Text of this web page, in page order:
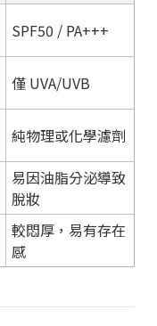
SPF50 / PA+++
僅 UVA/UVB
純物理或化學濾劑
易因油脂分泌導致
脫妝
較悶厚，易有存在
感